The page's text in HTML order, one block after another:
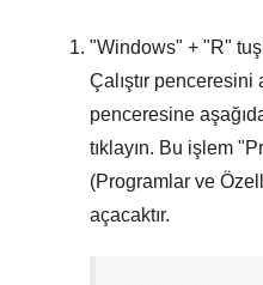
"Windows" + "R"
Çalıştır penceresini
penceresine
tıklayın. Bu işlem "
(Programlar ve
açacaktır.